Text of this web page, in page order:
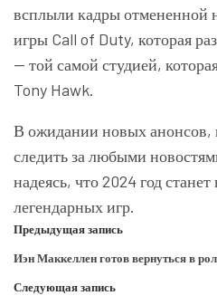
всплыли кадры отмененной
игры Call of Duty, которая
— той самой студией,
Tony Hawk.
В ожидании новых
следить за любыми
надеясь, что 2024 год
легендарных игр.
Предыдущая запись
Иэн Маккеллен готов вернуться в
Следующая запись